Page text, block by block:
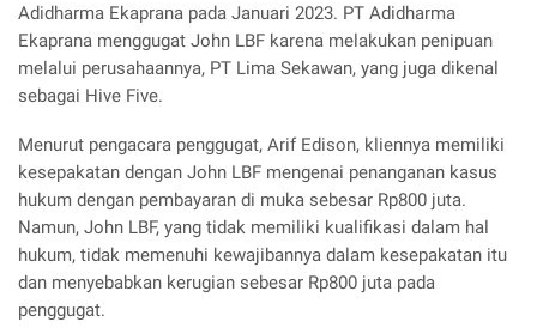
Adidharma Ekaprana pada Januari 2023. PT Adidharma
Ekaprana menggugat John LBF karena melakukan penipuan
melalui perusahaannya, PT Lima Sekawan, yang juga dikenal
sebagai Hive Five.
Menurut pengacara penggugat, Arif Edison, kliennya memiliki
kesepakatan dengan John LBF mengenai penanganan kasus
hukum dengan pembayaran di muka sebesar Rp800 juta.
Namun, John LBF, yang tidak memiliki kualifikasi dalam hal
hukum, tidak memenuhi kewajibannya dalam kesepakatan itu
dan menyebabkan kerugian sebesar Rp800 juta pada
penggugat.